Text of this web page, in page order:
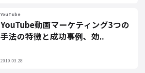
YouTube
YouTube動画マーケティング3つの
手法の特徴と成功事例、効..
2019.03.28